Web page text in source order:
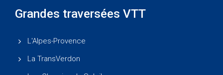
Grandes traversées VTT
L'Alpes-Provence
La TransVerdon